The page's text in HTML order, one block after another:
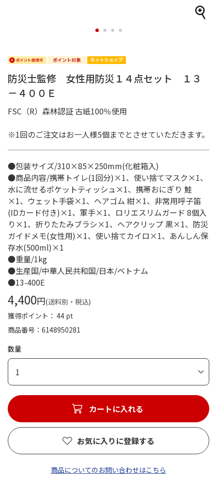
1 2 3 4
防災士監修 女性用防災１４点セット １３
－４００Ｅ
FSC（R）森林認証 古紙100％使用
※1回のご注文はお一人様5個までとさせていただきます。
●包装サイズ/310×85×250mm(化粧箱入)
●商品内容/携帯トイレ(1回分)×1、使い捨てマスク×1、
水に流せるポケットティッシュ×1、携帯おにぎり 鮭
×1、ウェット手袋×1、ヘアゴム 紺×1、非常用呼子笛
(IDカード付き)×1、軍手×1、ロリエスリムガード 8個入
り×1、折りたたみブラシ×1、ヘアクリップ 黒×1、防災
ガイドメモ(女性用)×1、使い捨てカイロ×1、あんしん保
存水(500ml)×1
●重量/1kg
●生産国/中華人民共和国/日本/ベトナム
●13-400E
4,400円(送料別・税込)
獲得ポイント： 44 pt
商品番号
6148950281
数量
1
カートに入れる
お気に入りに登録する
商品についてのお問い合わせはこちら